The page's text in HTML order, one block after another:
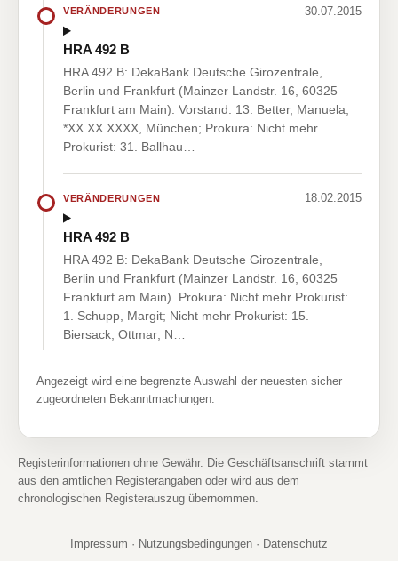
VERÄNDERUNGEN 30.07.2015
HRA 492 B
HRA 492 B: DekaBank Deutsche Girozentrale,
Berlin und Frankfurt (Mainzer Landstr. 16, 60325
Frankfurt am Main). Vorstand: 13. Better, Manuela,
*XX.XX.XXXX, München; Prokura: Nicht mehr
Prokurist: 31. Ballhau…
VERÄNDERUNGEN 18.02.2015
HRA 492 B
HRA 492 B: DekaBank Deutsche Girozentrale,
Berlin und Frankfurt (Mainzer Landstr. 16, 60325
Frankfurt am Main). Prokura: Nicht mehr Prokurist:
1. Schupp, Margit; Nicht mehr Prokurist: 15.
Biersack, Ottmar; N…
Angezeigt wird eine begrenzte Auswahl der neuesten sicher
zugeordneten Bekanntmachungen.
Registerinformationen ohne Gewähr. Die Geschäftsanschrift stammt
aus den amtlichen Registerangaben oder wird aus dem
chronologischen Registerauszug übernommen.
Impressum · Nutzungsbedingungen · Datenschutz